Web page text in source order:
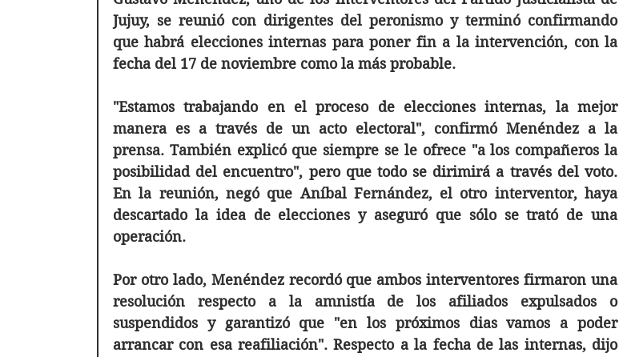
Jujuy, se reunió con dirigentes del peronismo y terminó confirmando
que habrá elecciones internas para poner fin a la intervención, con la
fecha del 17 de noviembre como la más probable.
"Estamos trabajando en el proceso de elecciones internas, la mejor
manera es a través de un acto electoral", confirmó Menéndez a la
prensa. También explicó que siempre se le ofrece "a los compañeros la
posibilidad del encuentro", pero que todo se dirimirá a través del voto.
En la reunión, negó que Aníbal Fernández, el otro interventor, haya
descartado la idea de elecciones y aseguró que sólo se trató de una
operación.
Por otro lado, Menéndez recordó que ambos interventores firmaron una
resolución respecto a la amnistía de los afiliados expulsados o
suspendidos y garantizó que "en los próximos dias vamos a poder
arrancar con esa reafiliación". Respecto a la fecha de las internas, dijo